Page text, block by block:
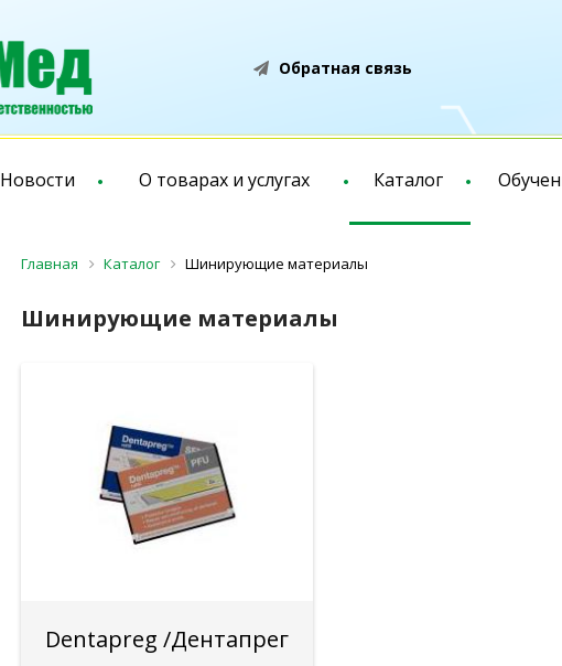
Обратная связь
Новости О товарах и услугах Каталог
Главная Каталог Шинирующие материалы
Шинирующие материалы
Dentapreg /Дентапрег